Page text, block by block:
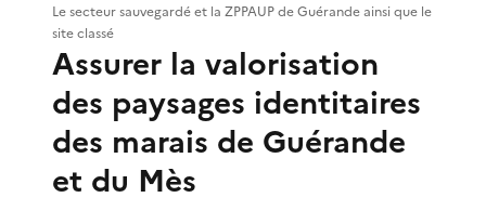
Le secteur sauvegardé et la ZPPAUP de Guérande ainsi que le
site classé
Assurer la valorisation
des paysages identitaires
des marais de Guérande
et du Mès